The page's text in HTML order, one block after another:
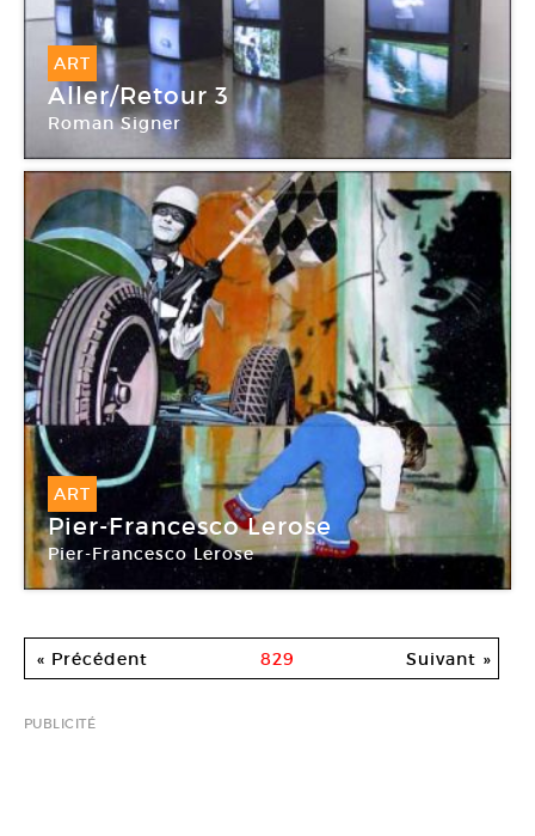
ART
Aller/Retour 3
Roman Signer
ART
Pier-Francesco Lerose
Pier-Francesco Lerose
« Précédent 829 Suivant »
PUBLICITÉ